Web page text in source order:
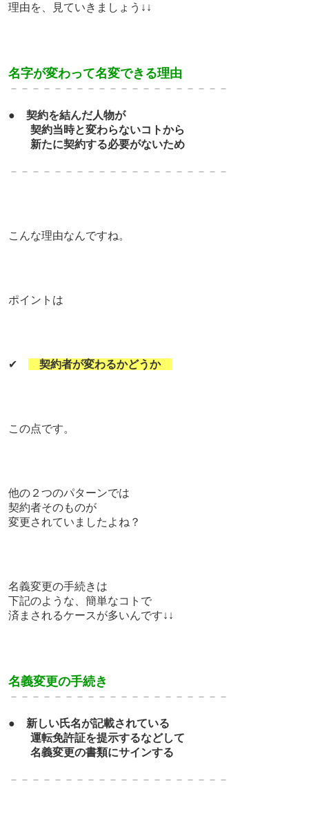
理由を、見ていきましょう↓↓
名字が変わって名変できる理由
－－－－－－－－－－－－－ －－－－－－－
● 契約を結んだ人物が
契約当時と変わらないコトから
新たに契約する必要がないため
－－－－－－－－－－－－－ －－－－－－－
こんな理由なんですね。
ポイントは
✔ 契約者が変わるかどうか
この点です。
他の２つのパターンでは
契約者そのものが
変更されていましたよね？
名義変更の手続きは
下記のような、簡単なコトで
済まされるケースが多いんです↓↓
名義変更の手続き
－－－－－－－－－－－－－ －－－－－－－
● 新しい氏名が記載されている
運転免許証を提示するなどして
名義変更の書類にサインする
－－－－－－－－－－－－－ －－－－－－－